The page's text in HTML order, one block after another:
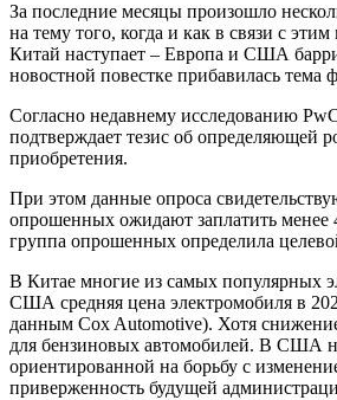
За последние месяцы произошло
на тему того, когда и как в связи с
Китай наступает – Европа и США
новостной повестке прибавилась
Согласно недавнему исследованию
подтверждает тезис об
приобретения.
При этом данные опроса
опрошенных ожидают заплатить
группа опрошенных определила
В Китае многие из самых популярных
США средняя цена электромобиля в
данным Cox Automotive). Хотя
для бензиновых автомобилей. В США
ориентированной на борьбу с
приверженность будущей